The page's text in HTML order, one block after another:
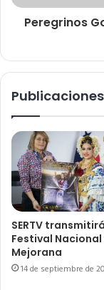
Peregrinos
SERTV
Festival Nacional
Mejorana
14 de septiembre de